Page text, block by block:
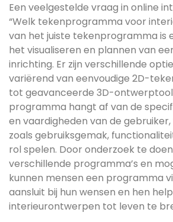
Een veelgestelde vraag in online
“Welk tekenprogramma voor
van het juiste tekenprogramma is
het visualiseren en plannen van
inrichting. Er zijn verschillende
variërend van eenvoudige 2D-
tot geavanceerde 3D-
programma hangt af van de
en vaardigheden van de
zoals gebruiksgemak,
rol spelen. Door onderzoek te
verschillende programma’s en
kunnen mensen een programma
aansluit bij hun wensen en hen
interieurontwerpen tot leven te